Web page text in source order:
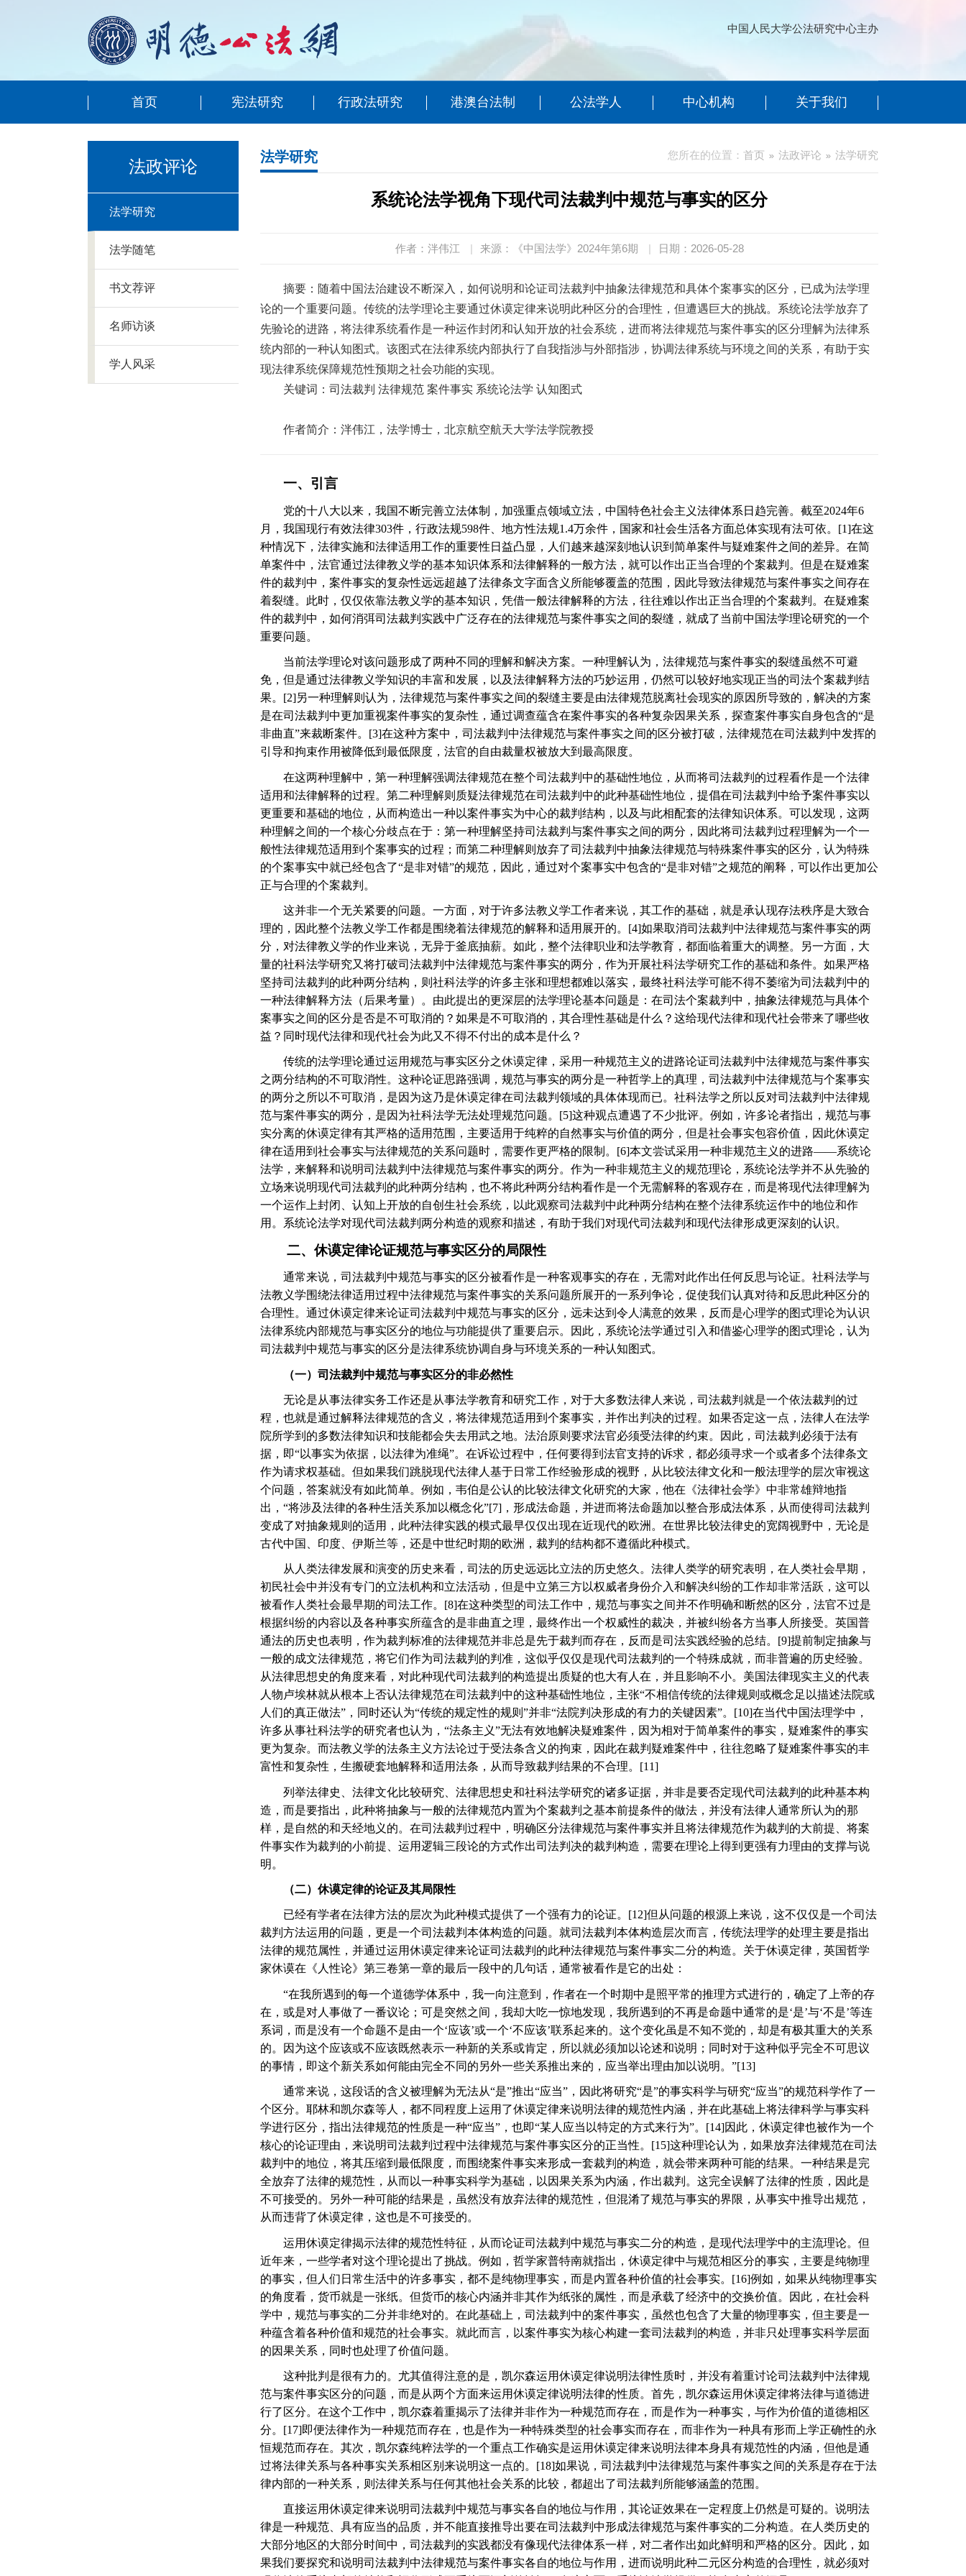
中国人民大学公法研究中心主办
首页 宪法研究 行政法研究 港澳台法制 公法学人 中心机构 关于我们
法政评论
法学研究
法学随笔
书文荐评
名师访谈
学人风采
您所在的位置： 首页 法政评论 法学研究
法学研究
系统论法学视角下现代司法裁判中规范与事实的区分
作者：泮伟江 | 来源：《中国法学》2024年第6期 | 日期：2026-05-28
摘要：随着中国法治建设不断深入，如何说明和论证司法裁判中抽象法律规范和具体个案事实的区分，已成为法学理
论的一个重要问题。传统的法学理论主要通过休谟定律来说明此种区分的合理性，但遭遇巨大的挑战。系统论法学放弃了
先验论的进路，将法律系统看作是一种运作封闭和认知开放的社会系统，进而将法律规范与案件事实的区分理解为法律系
统内部的一种认知图式。该图式在法律系统内部执行了自我指涉与外部指涉，协调法律系统与环境之间的关系，有助于实
现法律系统保障规范性预期之社会功能的实现。
关键词：司法裁判 法律规范 案件事实 系统论法学 认知图式
作者简介：泮伟江，法学博士，北京航空航天大学法学院教授
一、引言
党的十八大以来，我国不断完善立法体制，加强重点领域立法，中国特色社会主义法律体系日趋完善。截至2024年6
月，我国现行有效法律303件，行政法规598件、地方性法规1.4万余件，国家和社会生活各方面总体实现有法可依。 [1]在这
种情况下，法律实施和法律适用工作的重要性日益凸显，人们越来越深刻地认识到简单案件与疑难案件之间的差异。在简
单案件中，法官通过法律教义学的基本知识体系和法律解释的一般方法，就可以作出正当合理的个案裁判。但是在疑难案
件的裁判中，案件事实的复杂性远远超越了法律条文字面含义所能够覆盖的范围，因此导致法律规范与案件事实之间存在
着裂缝。此时，仅仅依靠法教义学的基本知识，凭借一般法律解释的方法，往往难以作出正当合理的个案裁判。在疑难案
件的裁判中，如何消弭司法裁判实践中广泛存在的法律规范与案件事实之间的裂缝，就成了当前中国法学理论研究的一个
重要问题。
当前法学理论对该问题形成了两种不同的理解和解决方案。一种理解认为，法律规范与案件事实的裂缝虽然不可避
免，但是通过法律教义学知识的丰富和发展，以及法律解释方法的巧妙运用，仍然可以较好地实现正当的司法个案裁判结
果。 [2]另一种理解则认为，法律规范与案件事实之间的裂缝主要是由法律规范脱离社会现实的原因所导致的，解决的方案
是在司法裁判中更加重视案件事实的复杂性，通过调查蕴含在案件事实的各种复杂因果关系，探查案件事实自身包含的“是
非曲直”来裁断案件。 [3]在这种方案中，司法裁判中法律规范与案件事实之间的区分被打破，法律规范在司法裁判中发挥的
引导和拘束作用被降低到最低限度，法官的自由裁量权被放大到最高限度。
在这两种理解中，第一种理解强调法律规范在整个司法裁判中的基础性地位，从而将司法裁判的过程看作是一个法律
适用和法律解释的过程。第二种理解则质疑法律规范在司法裁判中的此种基础性地位，提倡在司法裁判中给予案件事实以
更重要和基础的地位，从而构造出一种以案件事实为中心的裁判结构，以及与此相配套的法律知识体系。可以发现，这两
种理解之间的一个核心分歧点在于：第一种理解坚持司法裁判与案件事实之间的两分，因此将司法裁判过程理解为一个一
般性法律规范适用到个案事实的过程；而第二种理解则放弃了司法裁判中抽象法律规范与特殊案件事实的区分，认为特殊
的个案事实中就已经包含了“是非对错”的规范，因此，通过对个案事实中包含的“是非对错”之规范的阐释，可以作出更加公
正与合理的个案裁判。
这并非一个无关紧要的问题。一方面，对于许多法教义学工作者来说，其工作的基础，就是承认现存法秩序是大致合
理的，因此整个法教义学工作都是围绕着法律规范的解释和适用展开的。 [4]如果取消司法裁判中法律规范与案件事实的两
分，对法律教义学的作业来说，无异于釜底抽薪。如此，整个法律职业和法学教育，都面临着重大的调整。另一方面，大
量的社科法学研究又将打破司法裁判中法律规范与案件事实的两分，作为开展社科法学研究工作的基础和条件。如果严格
坚持司法裁判的此种两分结构，则社科法学的许多主张和理想都难以落实，最终社科法学可能不得不萎缩为司法裁判中的
一种法律解释方法（后果考量）。由此提出的更深层的法学理论基本问题是：在司法个案裁判中，抽象法律规范与具体个
案事实之间的区分是否是不可取消的？如果是不可取消的，其合理性基础是什么？这给现代法律和现代社会带来了哪些收
益？同时现代法律和现代社会为此又不得不付出的成本是什么？
传统的法学理论通过运用规范与事实区分之休谟定律，采用一种规范主义的进路论证司法裁判中法律规范与案件事实
之两分结构的不可取消性。这种论证思路强调，规范与事实的两分是一种哲学上的真理，司法裁判中法律规范与个案事实
的两分之所以不可取消，是因为这乃是休谟定律在司法裁判领域的具体体现而已。社科法学之所以反对司法裁判中法律规
范与案件事实的两分，是因为社科法学无法处理规范问题。 [5]这种观点遭遇了不少批评。例如，许多论者指出，规范与事
实分离的休谟定律有其严格的适用范围，主要适用于纯粹的自然事实与价值的两分，但是社会事实包容价值，因此休谟定
律在适用到社会事实与法律规范的关系问题时，需要作更严格的限制。 [6]本文尝试采用一种非规范主义的进路——系统论
法学，来解释和说明司法裁判中法律规范与案件事实的两分。作为一种非规范主义的规范理论，系统论法学并不从先验的
立场来说明现代司法裁判的此种两分结构，也不将此种两分结构看作是一个无需解释的客观存在，而是将现代法律理解为
一个运作上封闭、认知上开放的自创生社会系统，以此观察司法裁判中此种两分结构在整个法律系统运作中的地位和作
用。系统论法学对现代司法裁判两分构造的观察和描述，有助于我们对现代司法裁判和现代法律形成更深刻的认识。
二、休谟定律论证规范与事实区分的局限性
通常来说，司法裁判中规范与事实的区分被看作是一种客观事实的存在，无需对此作出任何反思与论证。社科法学与
法教义学围绕法律适用过程中法律规范与案件事实的关系问题所展开的一系列争论，促使我们认真对待和反思此种区分的
合理性。通过休谟定律来论证司法裁判中规范与事实的区分，远未达到令人满意的效果，反而是心理学的图式理论为认识
法律系统内部规范与事实区分的地位与功能提供了重要启示。因此，系统论法学通过引入和借鉴心理学的图式理论，认为
司法裁判中规范与事实的区分是法律系统协调自身与环境关系的一种认知图式。
（一）司法裁判中规范与事实区分的非必然性
无论是从事法律实务工作还是从事法学教育和研究工作，对于大多数法律人来说，司法裁判就是一个依法裁判的过
程，也就是通过解释法律规范的含义，将法律规范适用到个案事实，并作出判决的过程。如果否定这一点，法律人在法学
院所学到的多数法律知识和技能都会失去用武之地。法治原则要求法官必须受法律的约束。因此，司法裁判必须于法有
据，即“以事实为依据，以法律为准绳”。在诉讼过程中，任何要得到法官支持的诉求，都必须寻求一个或者多个法律条文
作为请求权基础。但如果我们跳脱现代法律人基于日常工作经验形成的视野，从比较法律文化和一般法理学的层次审视这
个问题，答案就没有如此简单。例如，韦伯是公认的比较法律文化研究的大家，他在《法律社会学》中非常雄辩地指
出， “将涉及法律的各种生活关系加以概念化”[7] ，形成法命题，并进而将法命题加以整合形成法体系，从而使得司法裁判
变成了对抽象规则的适用，此种法律实践的模式最早仅仅出现在近现代的欧洲。在世界比较法律史的宽阔视野中，无论是
古代中国、印度、伊斯兰等，还是中世纪时期的欧洲，裁判的结构都不遵循此种模式。
从人类法律发展和演变的历史来看，司法的历史远远比立法的历史悠久。法律人类学的研究表明，在人类社会早期，
初民社会中并没有专门的立法机构和立法活动，但是中立第三方以权威者身份介入和解决纠纷的工作却非常活跃，这可以
被看作人类社会最早期的司法工作。 [8]在这种类型的司法工作中，规范与事实之间并不作明确和断然的区分，法官不过是
根据纠纷的内容以及各种事实所蕴含的是非曲直之理，最终作出一个权威性的裁决，并被纠纷各方当事人所接受。英国普
通法的历史也表明，作为裁判标准的法律规范并非总是先于裁判而存在，反而是司法实践经验的总结。 [9]提前制定抽象与
一般的成文法律规范，将它们作为司法裁判的判准，这似乎仅仅是现代司法裁判的一个特殊成就，而非普遍的历史经验。
从法律思想史的角度来看，对此种现代司法裁判的构造提出质疑的也大有人在，并且影响不小。美国法律现实主义的代表
人物卢埃林就从根本上否认法律规范在司法裁判中的这种基础性地位，主张“不相信传统的法律规则或概念足以描述法院或
人们的真正做法” ，同时还认为“传统的规定性的规则 ”并非“法院判决形成的有力的关键因素”。 [10]在当代中国法理学中，
许多从事社科法学的研究者也认为， “法条主义”无法有效地解决疑难案件，因为相对于简单案件的事实，疑难案件的事实
更为复杂。而法教义学的法条主义方法论过于受法条含义的拘束，因此在裁判疑难案件中，往往忽略了疑难案件事实的丰
富性和复杂性，生搬硬套地解释和适用法条，从而导致裁判结果的不合理。 [11]
列举法律史、法律文化比较研究、法律思想史和社科法学研究的诸多证据，并非是要否定现代司法裁判的此种基本构
造，而是要指出，此种将抽象与一般的法律规范内置为个案裁判之基本前提条件的做法，并没有法律人通常所认为的那
样，是自然的和天经地义的。在司法裁判过程中，明确区分法律规范与案件事实并且将法律规范作为裁判的大前提、将案
件事实作为裁判的小前提、运用逻辑三段论的方式作出司法判决的裁判构造，需要在理论上得到更强有力理由的支撑与说
明。
（二）休谟定律的论证及其局限性
已经有学者在法律方法的层次为此种模式提供了一个强有力的论证。 [12]但从问题的根源上来说，这不仅仅是一个司法
裁判方法运用的问题，更是一个司法裁判本体构造的问题。就司法裁判本体构造层次而言，传统法理学的处理主要是指出
法律的规范属性，并通过运用休谟定律来论证司法裁判的此种法律规范与案件事实二分的构造。关于休谟定律，英国哲学
家休谟在《人性论》第三卷第一章的最后一段中的几句话，通常被看作是它的出处：
“在我所遇到的每一个道德学体系中，我一向注意到，作者在一个时期中是照平常的推理方式进行的，确定了上帝的存
在，或是对人事做了一番议论；可是突然之间，我却大吃一惊地发现，我所遇到的不再是命题中通常的是‘是’与‘不是’等连
系词，而是没有一个命题不是由一个‘应该’或一个‘不应该’联系起来的。这个变化虽是不知不觉的，却是有极其重大的关系
的。因为这个应该或不应该既然表示一种新的关系或肯定，所以就必须加以论述和说明；同时对于这种似乎完全不可思议
的事情，即这个新关系如何能由完全不同的另外一些关系推出来的，应当举出理由加以说明。 ”[13]
通常来说，这段话的含义被理解为无法从“是”推出“应当” ，因此将研究“是”的事实科学与研究“应当”的规范科学作了一
个区分。耶林和凯尔森等人，都不同程度上运用了休谟定律来说明法律的规范性内涵，并在此基础上将法律科学与事实科
学进行区分，指出法律规范的性质是一种“应当” ，也即“某人应当以特定的方式来行为”。 [14]因此，休谟定律也被作为一个
核心的论证理由，来说明司法裁判过程中法律规范与案件事实区分的正当性。 [15]这种理论认为，如果放弃法律规范在司法
裁判中的地位，将其压缩到最低限度，而围绕案件事实来形成一套裁判的构造，就会带来两种可能的结果。一种结果是完
全放弃了法律的规范性，从而以一种事实科学为基础，以因果关系为内涵，作出裁判。这完全误解了法律的性质，因此是
不可接受的。另外一种可能的结果是，虽然没有放弃法律的规范性，但混淆了规范与事实的界限，从事实中推导出规范，
从而违背了休谟定律，这也是不可接受的。
运用休谟定律揭示法律的规范性特征，从而论证司法裁判中规范与事实二分的构造，是现代法理学中的主流理论。但
近年来，一些学者对这个理论提出了挑战。例如，哲学家普特南就指出，休谟定律中与规范相区分的事实，主要是纯物理
的事实，但人们日常生活中的许多事实，都不是纯物理事实，而是内置各种价值的社会事实。 [16]例如，如果从纯物理事实
的角度看，货币就是一张纸。但货币的核心内涵并非其作为纸张的属性，而是承载了经济中的交换价值。因此，在社会科
学中，规范与事实的二分并非绝对的。在此基础上，司法裁判中的案件事实，虽然也包含了大量的物理事实，但主要是一
种蕴含着各种价值和规范的社会事实。就此而言，以案件事实为核心构建一套司法裁判的构造，并非只处理事实科学层面
的因果关系，同时也处理了价值问题。
这种批判是很有力的。尤其值得注意的是，凯尔森运用休谟定律说明法律性质时，并没有着重讨论司法裁判中法律规
范与案件事实区分的问题，而是从两个方面来运用休谟定律说明法律的性质。首先，凯尔森运用休谟定律将法律与道德进
行了区分。在这个工作中，凯尔森着重揭示了法律并非作为一种规范而存在，而是作为一种事实，与作为价值的道德相区
分。 [17]即便法律作为一种规范而存在，也是作为一种特殊类型的社会事实而存在，而非作为一种具有形而上学正确性的永
恒规范而存在。其次，凯尔森纯粹法学的一个重点工作确实是运用休谟定律来说明法律本身具有规范性的内涵，但他是通
过将法律关系与各种事实关系相区别来说明这一点的。 [18]如果说，司法裁判中法律规范与案件事实之间的关系是存在于法
律内部的一种关系，则法律关系与任何其他社会关系的比较，都超出了司法裁判所能够涵盖的范围。
直接运用休谟定律来说明司法裁判中规范与事实各自的地位与作用，其论证效果在一定程度上仍然是可疑的。说明法
律是一种规范、具有应当的品质，并不能直接推导出要在司法裁判中形成法律规范与案件事实的二分构造。在人类历史的
大部分地区的大部分时间中，司法裁判的实践都没有像现代法律体系一样，对二者作出如此鲜明和严格的区分。因此，如
果我们要探究和说明司法裁判中法律规范与案件事实各自的地位与作用，进而说明此种二元区分构造的合理性，就必须对